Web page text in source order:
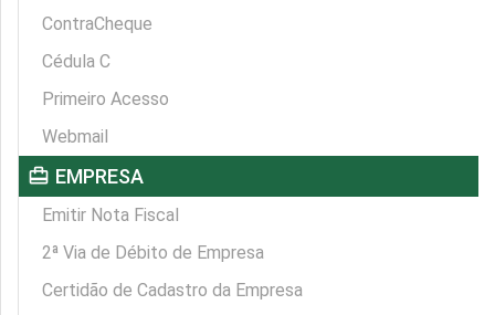
ContraCheque
Cédula C
Primeiro Acesso
Webmail
card_travel EMPRESA
Emitir Nota Fiscal
2ª Via de Débito de Empresa
Certidão de Cadastro da Empresa